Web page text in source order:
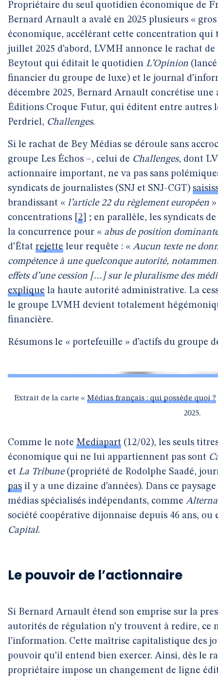
Propriétaire du seul quotidien économique de
Bernard Arnault a avalé en 2025 plusieurs «
économique, accélérant cette concentration qui
juillet 2025 d’abord, LVMH annonce le rachat
Beytout qui éditait le quotidien L’Opinion
financier du groupe de luxe) et le journal
décembre 2025, Bernard Arnault concrétise
Éditions Croque Futur, qui éditent entre autres
Perdriel, Challenges.
Si le rachat de Bey Médias se déroule sans
groupe Les Échos –, celui de Challenges, dont
actionnaire important, ne va pas sans
syndicats de journalistes (SNJ et SNJ-CGT)
brandissant « l’article 22 du règlement européen
concentrations 2
; en parallèle, les syndicats
la concurrence pour « abus de position
d’État rejette leur requête : « Aucun texte ne
compétence à une quelconque autorité,
effets d’une cession […] sur le pluralisme des
explique la haute autorité administrative. La
le groupe LVMH devient totalement
financière.
Résumons le « portefeuille » d’actifs du groupe
Extrait de la carte « Médias français : qui possède quoi ?
2025.
Comme le note Mediapart (12/02), les seuls
économique qui ne lui appartiennent pas sont
et La Tribune(propriété de Rodolphe Saadé,
pas il y a une dizaine d’années). Dans ce
médias spécialisés indépendants, comme
société coopérative dijonnaise depuis 46 ans,
Capital.
Le pouvoir de l’actionnaire
Si Bernard Arnault étend son emprise sur la
autorités de régulation n’y trouvent à redire, ce
l’information. Cette maîtrise capitalistique des
pouvoir qu’il entend bien exercer. Ainsi, dès le
propriétaire impose un changement de ligne